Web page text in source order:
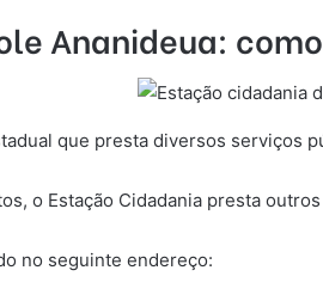
Ananideua:
que presta diversos serviços
o Estação Cidadania presta
no seguinte endereço: